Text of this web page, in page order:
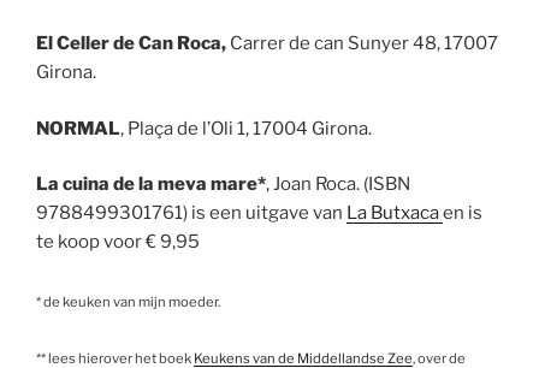
El Celler de Can Roca, Carrer de can Sunyer 48, 17007
Girona.
NORMAL, Plaça de l’Oli 1, 17004 Girona.
La cuina de la meva mare*, Joan Roca. (ISBN
9788499301761) is een uitgave van La Butxacaen is
te koop voor € 9,95
* de keuken van mijn moeder.
** lees hierover het boek Keukens van de Middellandse Zee, over de